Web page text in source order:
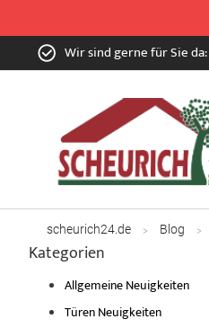
Zum
Inhalt Wir sind gerne für Sie da:
scheurich24.de Blog
Kategorien
Allgemeine Neuigkeiten
Türen Neuigkeiten